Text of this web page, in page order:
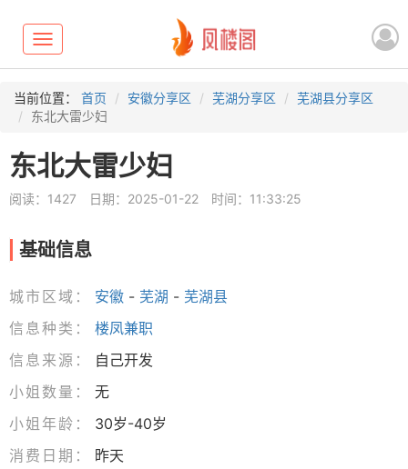
Toggle
navigation
当前位置： 首页 安徽分享区 芜湖分享区
芜湖县分享区
东北大雷少妇
东北大雷少妇
阅读：1427 日期：2025-01-22 时间：11:33:25
基础信息
城市区域： 安徽 - 芜湖 - 芜湖县
信息种类：
楼凤兼职
信息来源：
自己开发
小姐数量：
无
小姐年龄：
30岁-40岁
消费日期：
昨天